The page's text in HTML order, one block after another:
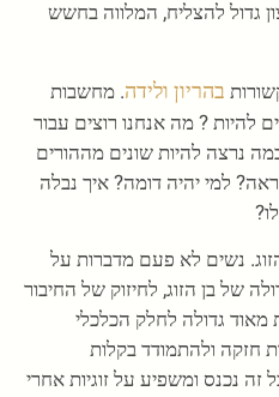
גדול להצליח, המלווה בחשש
בהריון ולידה. מחשבות
להיות ? מה אנחנו רוצים עבור
נרצה להיות שונים מההורים
למי יהיה דומה? איך נבלה
נשים לא פעם מדברות על
של בן הזוג, לחיזוק של החיבור
מאוד גדולה לחלק הכלכלי
חזקה ולהתמודד בקלות
נכנס ומשפיע על זוגיות אחרי